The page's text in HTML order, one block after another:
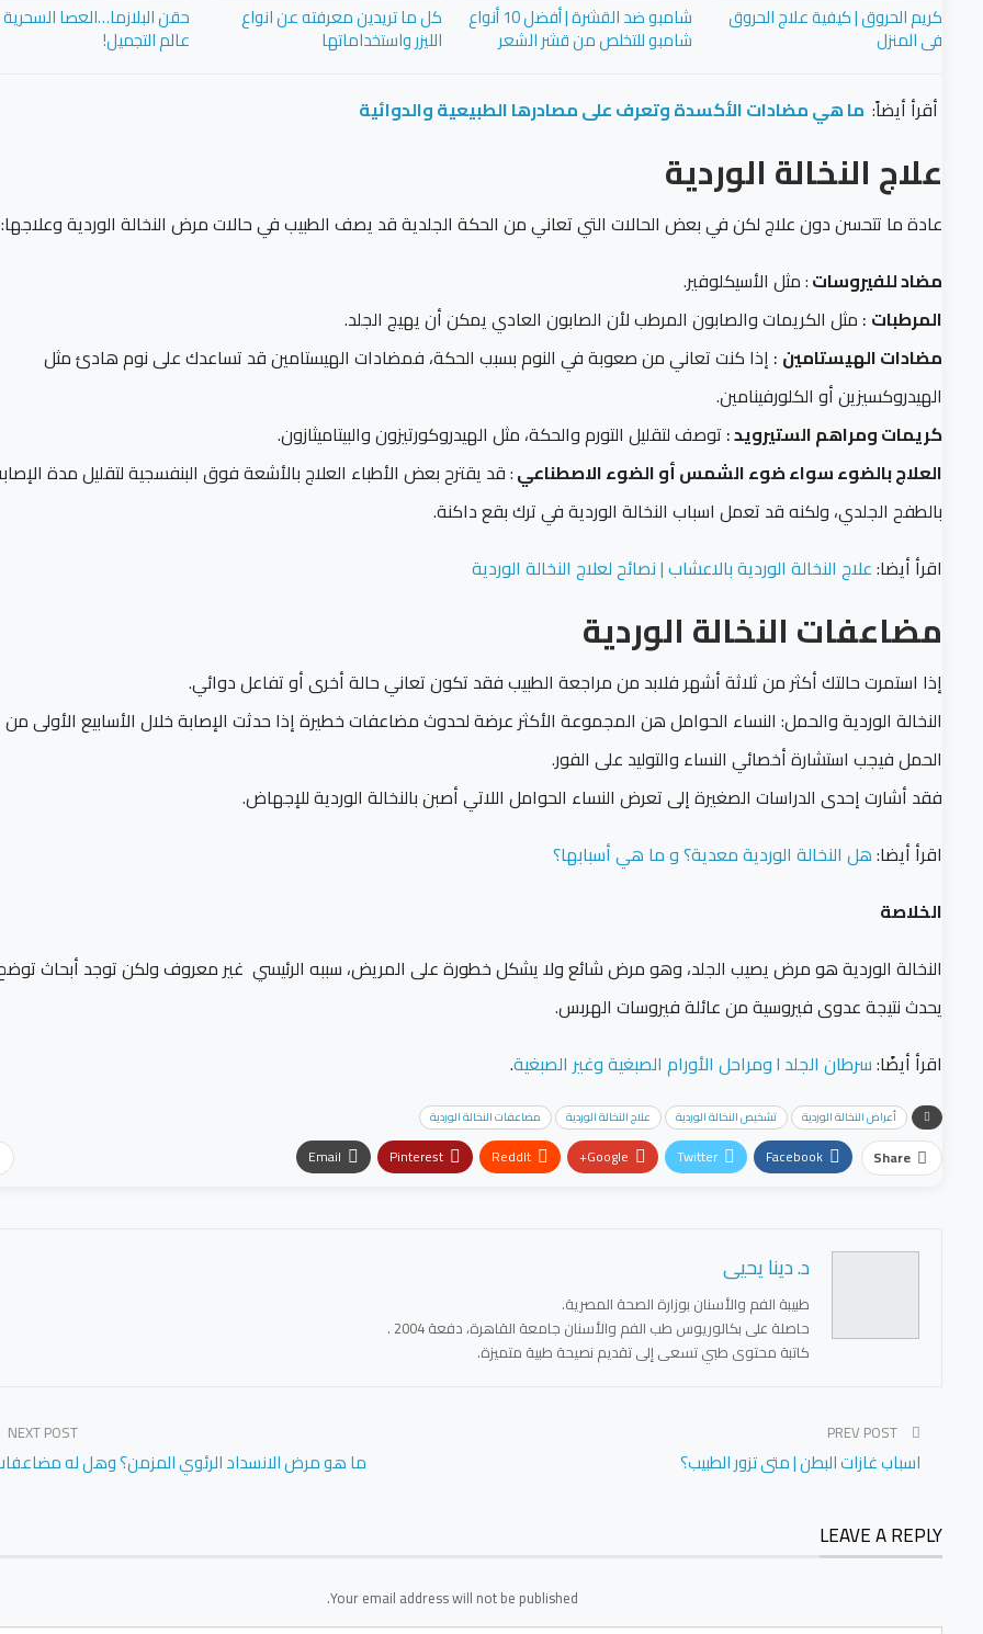
كريم الحروق | كيفية علاج الحروق
فى المنزل
شامبو ضد القشرة | أفضل 10 أنواع
شامبو للتخلص من قشر الشعر
كل ما تريدين معرفته عن انواع
الليزر واستخداماتها
حقن البلازما…العصا
عالم التجميل!
أقرأ أيضاً: ما هي مضادات الأكسدة وتعرف على مصادرها الطبيعية والدوائية
علاج النخالة الوردية
عادة ما تتحسن دون علاج لكن في بعض الحالات التي تعاني من الحكة الجلدية قد يصف الطبيب في حالات مرض النخالة الوردية
مضاد للفيروسات: مثل الأسيكلوفير.
المرطبات : مثل الكريمات والصابون المرطب لأن الصابون العادي يمكن أن يهيج الجلد.
مضادات الهيستامين : إذا كنت تعاني من صعوبة في النوم بسبب الحكة، فمضادات الهيستامين قد تساعدك على نوم هادئ مثل
الهيدروكسيزين أو الكلورفينامين.
كريمات ومراهم الستيرويد: توصف لتقليل التورم والحكة، مثل الهيدروكورتيزون والبيتاميثازون.
العلاج بالضوء سواء ضوء الشمس أو الضوء الاصطناعي: قد يقترح بعض الأطباء العلاج بالأشعة فوق البنفسجية لتقليل مدة
بالطفح الجلدي، ولكنه قد تعمل اسباب النخالة الوردية في ترك بقع داكنة.
اقرأ أيضا:علاج النخالة الوردية بالاعشاب | نصائح لعلاج النخالة الوردية
مضاعفاتالنخالة الوردية
إذا استمرت حالتك أكثر من ثلاثة أشهر فلابد من مراجعة الطبيب فقد تكون تعاني حالة أخرى أو تفاعل دوائي.
النخالة الوردية والحمل: النساء الحوامل هن المجموعة الأكثر عرضة لحدوث مضاعفات خطيرة إذا حدثت الإصابة خلال الأسابيع الأولى من
الحمل فيجب استشارة أخصائي النساء والتوليد على الفور.
فقد أشارت إحدى الدراسات الصغيرة إلى تعرض النساء الحوامل اللاتي أصبن بالنخالة الوردية للإجهاض.
اقرأ أيضا:هل النخالة الوردية معدية؟ و ما هي أسبابها؟
الخلاصة
النخالة الوردية هو مرض يصيب الجلد، وهو مرض شائع ولا يشكل خطورة على المريض، سببه الرئيسي غير معروف ولكن توجد أبحاث
يحدث نتيجة عدوى فيروسية من عائلة فيروسات الهربس.
اقرأ أيضًا:سرطان الجلد l ومراحل الأورام الصبغية وغير الصبغية .
أعراض النخالة الوردية تشخيص النخالة الوردية علاج النخالة الوردية مضاعفات النخالة الوردية
Share
Facebook
Twitter
Google+
ReddIt
Pinterest
Email
د. دينا يحيى
طبيبة الفم والأسنان بوزارة الصحة المصرية.
حاصلة على بكالوريوس طب الفم والأسنان جامعة القاهرة، دفعة 2004 .
كاتبة محتوى طبي تسعى إلى تقديم نصيحة طبية متميزة.
اسباب غازات البطن | متى تزور الطبيب؟
NEXT POST
ما هو مرض الانسداد الرئوي المزمن؟ وهل له
LEAVE A REPLY
Your email address will not be published.